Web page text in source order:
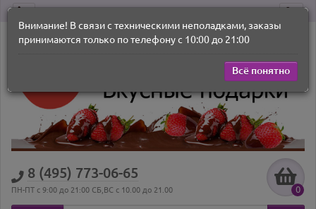
8 (495) 773-06-65
ПН-ПТ с 9:00 до 21:00 СБ,ВС с 10.00 до 21.00 0
Внимание! В связи с техническими неполадками, заказы
принимаются только по телефону с 10:00 до 21:00
Всё понятно